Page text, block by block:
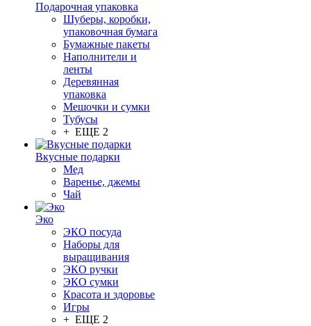
Подарочная упаковка
Шуберы, коробки,
упаковочная бумага
Бумажные пакеты
Наполнители и
ленты
Деревянная
упаковка
Мешочки и сумки
Тубусы
+ ЕЩЕ 2
Вкусные подарки
Мед
Варенье, джемы
Чай
Эко
ЭКО посуда
Наборы для
выращивания
ЭКО ручки
ЭКО сумки
Красота и здоровье
Игры
+ ЕЩЕ 2